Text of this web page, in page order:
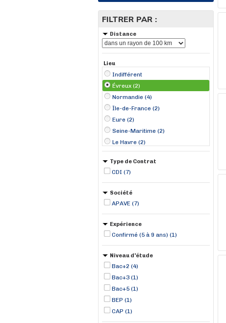
FILTRER PAR :
Distance
Lieu
Indifférent
Évreux (2)
Normandie (4)
Île-de-France (2)
Eure (2)
Seine-Maritime (2)
Le Havre (2)
Cergy (1)
Chartres (1)
Nanterre (1)
Type de Contrat
CDI (7)
Société
APAVE (7)
Expérience
Confirmé (5 à 9 ans) (1)
Niveau d'étude
Bac+2 (4)
Bac+3 (1)
Bac+5 (1)
BEP (1)
CAP (1)